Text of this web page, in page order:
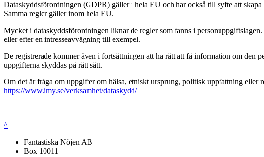
Dataskyddsförordningen (GDPR) gäller i hela EU och har också till syfte att
Samma regler gäller inom hela EU.
Mycket i dataskyddsförordningen liknar de regler som fanns i
eller efter en intresseavvägning till exempel.
De registrerade kommer även i fortsättningen att ha rätt att få information om den
uppgifterna skyddas på rätt sätt.
Om det är fråga om uppgifter om hälsa, etniskt ursprung, politisk uppfattning eller
https://www.imy.se/verksamhet/dataskydd/
^
Fantastiska Nöjen AB
Box 10011